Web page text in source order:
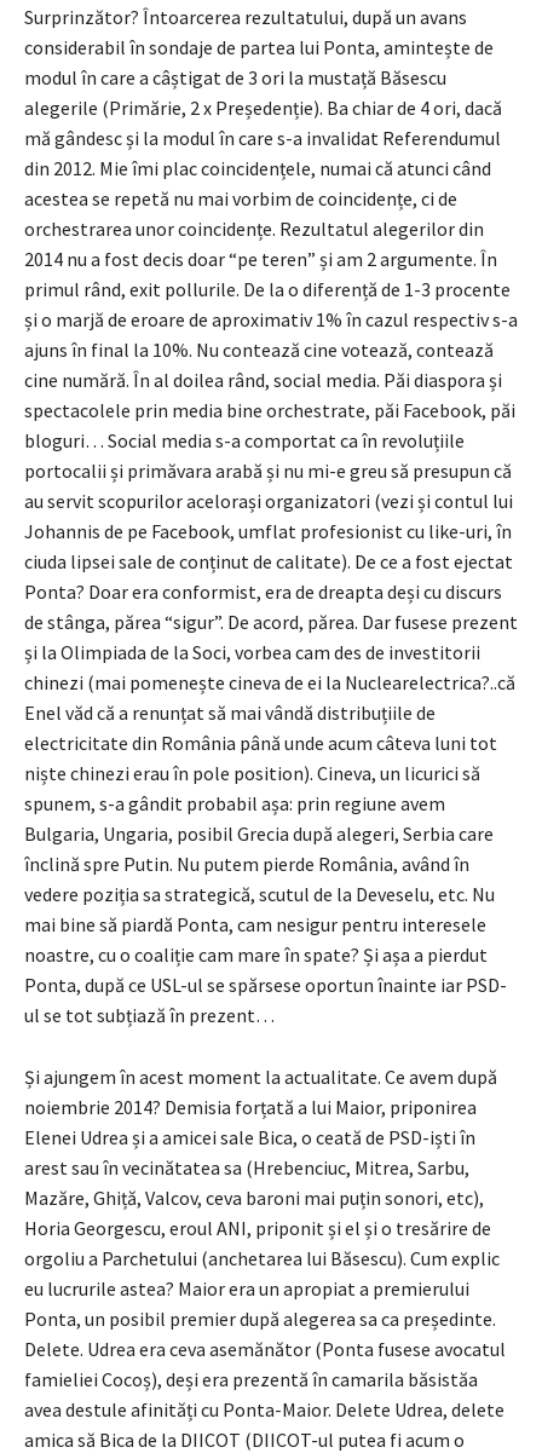
Surprinzător? Întoarcerea rezultatului, după un avans
considerabil în sondaje de partea lui Ponta, amintește de
modul în care a câștigat de 3 ori la mustață Băsescu
alegerile (Primărie, 2 x Președenție). Ba chiar de 4 ori, dacă
mă gândesc și la modul în care s-a invalidat Referendumul
din 2012. Mie îmi plac coincidențele, numai că atunci când
acestea se repetă nu mai vorbim de coincidențe, ci de
orchestrarea unor coincidențe. Rezultatul alegerilor din
2014 nu a fost decis doar “pe teren” și am 2 argumente. În
primul rând, exit pollurile. De la o diferență de 1-3 procente
și o marjă de eroare de aproximativ 1% în cazul respectiv s-a
ajuns în final la 10%. Nu contează cine votează, contează
cine numără. În al doilea rând, social media. Păi diaspora și
spectacolele prin media bine orchestrate, păi Facebook, păi
bloguri… Social media s-a comportat ca în revoluțiile
portocalii și primăvara arabă și nu mi-e greu să presupun că
au servit scopurilor acelorași organizatori (vezi și contul lui
Johannis de pe Facebook, umflat profesionist cu like-uri, în
ciuda lipsei sale de conținut de calitate). De ce a fost ejectat
Ponta? Doar era conformist, era de dreapta deși cu discurs
de stânga, părea “sigur”. De acord, părea. Dar fusese prezent
și la Olimpiada de la Soci, vorbea cam des de investitorii
chinezi (mai pomenește cineva de ei la Nuclearelectrica?..că
Enel văd că a renunțat să mai vândă distribuțiile de
electricitate din România până unde acum câteva luni tot
niște chinezi erau în pole position). Cineva, un licurici să
spunem, s-a gândit probabil așa: prin regiune avem
Bulgaria, Ungaria, posibil Grecia după alegeri, Serbia care
înclină spre Putin. Nu putem pierde România, având în
vedere poziția sa strategică, scutul de la Deveselu, etc. Nu
mai bine să piardă Ponta, cam nesigur pentru interesele
noastre, cu o coaliție cam mare în spate? Și așa a pierdut
Ponta, după ce USL-ul se spărsese oportun înainte iar PSD-
ul se tot subțiază în prezent…
Și ajungem în acest moment la actualitate. Ce avem după
noiembrie 2014? Demisia forțată a lui Maior, priponirea
Elenei Udrea și a amicei sale Bica, o ceată de PSD-iști în
arest sau în vecinătatea sa (Hrebenciuc, Mitrea, Sarbu,
Mazăre, Ghiță, Valcov, ceva baroni mai puțin sonori, etc),
Horia Georgescu, eroul ANI, priponit și el și o tresărire de
orgoliu a Parchetului (anchetarea lui Băsescu). Cum explic
eu lucrurile astea? Maior era un apropiat a premierului
Ponta, un posibil premier după alegerea sa ca președinte.
Delete. Udrea era ceva asemănător (Ponta fusese avocatul
famieliei Cocoș), deși era prezentă în camarila băsistăa
avea destule afinități cu Ponta-Maior. Delete Udrea, delete
amica să Bica de la DIICOT (DIICOT-ul putea fi acum o